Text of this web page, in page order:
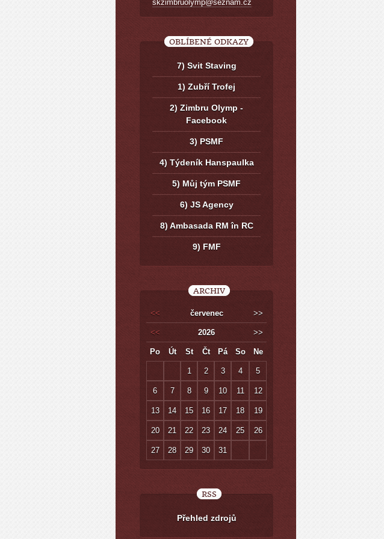
skzimbruolymp@seznam.cz
OBLÍBENÉ ODKAZY
7) Svit Staving
1) Zubří Trofej
2) Zimbru Olymp -
Facebook
3) PSMF
4) Týdeník Hanspaulka
5) Můj tým PSMF
6) JS Agency
8) Ambasada RM în RC
9) FMF
ARCHIV
<< červenec >>
<< 2026 >>
Po Út St Čt Pá So Ne
1 2 3 4 5
6 7 8 9 10 11 12
13 14 15 16 17 18 19
20 21 22 23 24 25 26
27 28 29 30 31
RSS
Přehled zdrojů